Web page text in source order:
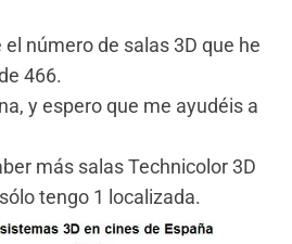
número de salas 3D que he
466.
y espero que me ayudéis a
más salas Technicolor 3D
tengo 1 localizada.